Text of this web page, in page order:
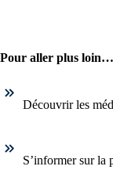
Pour aller plus loin…
Découvrir les
S’informer sur la